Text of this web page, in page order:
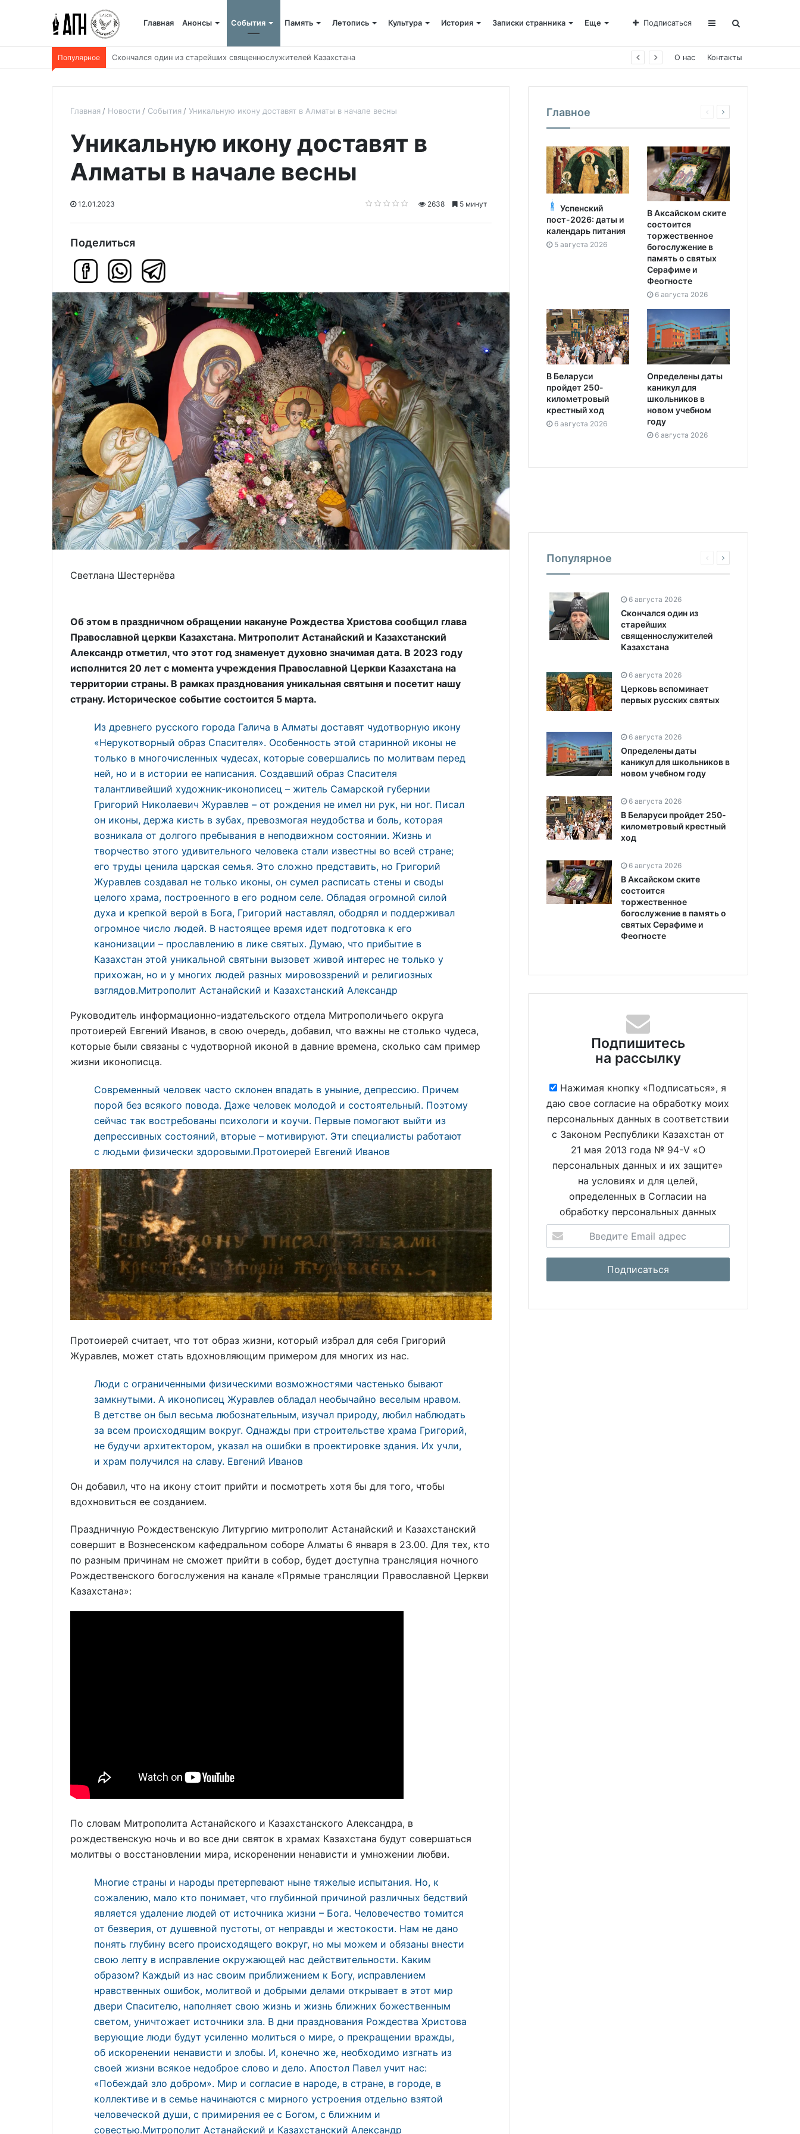
Главная Анонсы События Память Летопись Культура История Записки странника Еще Подписаться
Популярное Пять христианских смыслов углядели в «Одиссее» Нолана О нас Контакты
Главная Новости События Уникальную икону доставят в Алматы в начале весны
Уникальную икону доставят в
Алматы в начале весны
12.01.2023 2638 5 минут
Поделиться
Светлана Шестернёва
Об этом в праздничном обращении накануне Рождества Христова сообщил глава
Православной церкви Казахстана. Митрополит Астанайский и Казахстанский
Александр отметил, что этот год знаменует духовно значимая дата. В 2023 году
исполнится 20 лет с момента учреждения Православной Церкви Казахстана на
территории страны. В рамках празднования уникальная святыня и посетит нашу
страну. Историческое событие состоится 5 марта.
Из древнего русского города Галича в Алматы доставят чудотворную икону
«Нерукотворный образ Спасителя». Особенность этой старинной иконы не
только в многочисленных чудесах, которые совершались по молитвам перед
ней, но и в истории ее написания. Создавший образ Спасителя
талантливейший художник-иконописец – житель Самарской губернии
Григорий Николаевич Журавлев – от рождения не имел ни рук, ни ног. Писал
он иконы, держа кисть в зубах, превозмогая неудобства и боль, которая
возникала от долгого пребывания в неподвижном состоянии. Жизнь и
творчество этого удивительного человека стали известны во всей стране;
его труды ценила царская семья. Это сложно представить, но Григорий
Журавлев создавал не только иконы, он сумел расписать стены и своды
целого храма, построенного в его родном селе. Обладая огромной силой
духа и крепкой верой в Бога, Григорий наставлял, ободрял и поддерживал
огромное число людей. В настоящее время идет подготовка к его
канонизации – прославлению в лике святых. Думаю, что прибытие в
Казахстан этой уникальной святыни вызовет живой интерес не только у
прихожан, но и у многих людей разных мировоззрений и религиозных
взглядов.Митрополит Астанайский и Казахстанский Александр
Руководитель информационно-издательского отдела Митрополичьего округа
протоиерей Евгений Иванов, в свою очередь, добавил, что важны не столько чудеса,
которые были связаны с чудотворной иконой в давние времена, сколько сам пример
жизни иконописца.
Современный человек часто склонен впадать в уныние, депрессию. Причем
порой без всякого повода. Даже человек молодой и состоятельный. Поэтому
сейчас так востребованы психологи и коучи. Первые помогают выйти из
депрессивных состояний, вторые – мотивируют. Эти специалисты работают
с людьми физически здоровыми.Протоиерей Евгений Иванов
Протоиерей считает, что тот образ жизни, который избрал для себя Григорий
Журавлев, может стать вдохновляющим примером для многих из нас.
Люди с ограниченными физическими возможностями частенько бывают
замкнутыми. А иконописец Журавлев обладал необычайно веселым нравом.
В детстве он был весьма любознательным, изучал природу, любил наблюдать
за всем происходящим вокруг. Однажды при строительстве храма Григорий,
не будучи архитектором, указал на ошибки в проектировке здания. Их учли,
и храм получился на славу. Евгений Иванов
Он добавил, что на икону стоит прийти и посмотреть хотя бы для того, чтобы
вдохновиться ее созданием.
Праздничную Рождественскую Литургию митрополит Астанайский и Казахстанский
совершит в Вознесенском кафедральном соборе Алматы 6 января в 23.00. Для тех, кто
по разным причинам не сможет прийти в собор, будет доступна трансляция ночного
Рождественского богослужения на канале «Прямые трансляции Православной Церкви
Казахстана»:
По словам Митрополита Астанайского и Казахстанского Александра, в
рождественскую ночь и во все дни святок в храмах Казахстана будут совершаться
молитвы о восстановлении мира, искоренении ненависти и умножении любви.
Многие страны и народы претерпевают ныне тяжелые испытания. Но, к
сожалению, мало кто понимает, что глубинной причиной различных бедствий
является удаление людей от источника жизни – Бога. Человечество томится
от безверия, от душевной пустоты, от неправды и жестокости. Нам не дано
понять глубину всего происходящего вокруг, но мы можем и обязаны внести
свою лепту в исправление окружающей нас действительности. Каким
образом? Каждый из нас своим приближением к Богу, исправлением
нравственных ошибок, молитвой и добрыми делами открывает в этот мир
двери Спасителю, наполняет свою жизнь и жизнь ближних божественным
светом, уничтожает источники зла. В дни празднования Рождества Христова
верующие люди будут усиленно молиться о мире, о прекращении вражды,
об искоренении ненависти и злобы. И, конечно же, необходимо изгнать из
своей жизни всякое недоброе слово и дело. Апостол Павел учит нас:
«Побеждай зло добром». Мир и согласие в народе, в стране, в городе, в
коллективе и в семье начинаются с мирного устроения отдельно взятой
человеческой души, с примирения ее с Богом, с ближним и
совестью.Митрополит Астанайский и Казахстанский Александр
Главное
Успенский
пост-2026: даты и
календарь питания
5 августа 2026
В Аксайском ските
состоится
торжественное
богослужение в
память о святых
Серафиме и
Феогносте
6 августа 2026
В Беларуси
пройдет 250-
километровый
крестный ход
6 августа 2026
Определены даты
каникул для
школьников в
новом учебном
году
6 августа 2026
Популярное
6 августа 2026
Скончался один из
старейших
священнослужителей
Казахстана
6 августа 2026
Церковь вспоминает
первых русских святых
6 августа 2026
Определены даты
каникул для школьников в
новом учебном году
6 августа 2026
В Беларуси пройдет 250-
километровый крестный
ход
6 августа 2026
В Аксайском ските
состоится
торжественное
богослужение в память о
святых Серафиме и
Феогносте
Подпишитесь
на рассылку
Нажимая кнопку «Подписаться», я
даю свое согласие на обработку моих
персональных данных в соответствии
с Законом Республики Казахстан от
21 мая 2013 года № 94-V «О
персональных данных и их защите»
на условиях и для целей,
определенных в Согласии на
обработку персональных данных